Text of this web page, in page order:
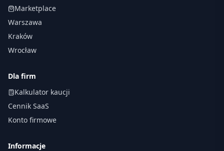
Marketplace
Warszawa
Kraków
Wrocław
Dla firm
Kalkulator kaucji
Cennik SaaS
Konto firmowe
Informacje